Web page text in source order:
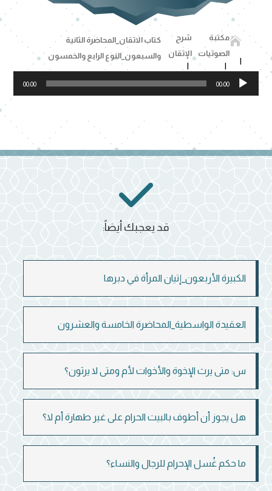
مكتبة
الصوتيات
شرح
الإتقان
كتاب الاتقان_المحاضرة الثانية
والسبعون_النوع الرابع والخمسون
مشغل
الصوت
00:00
00:00
الكبيرة الأربعون_إتيان المرأة في دبرها
العقيدة الواسطية_المحاضرة الخامسة والعشرون
س: متى يرث الإخوة والأخوات لأم ومتى لا يرثون؟
هل يجوز أن أطوف بالبيت الحرام على غير طهارة أم لا؟
ما حكم غُسل الإحرام للرجال والنساء؟
قد يعجبك أيضاً: